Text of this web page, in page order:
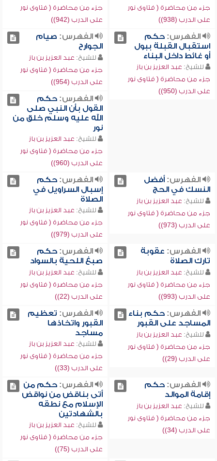
جزء من محاضرة ( فتاوى نور
على الدرب (938))
جزء من محاضرة ( فتاوى نور
على الدرب (942))
الفهرس:حكم
استقبال القبلة ببول
أو غائط داخل البناء
للشيخ: عبد العزيز بن باز
جزء من محاضرة ( فتاوى نور
على الدرب (950))
الفهرس: صيام
الجوارح
للشيخ: عبد العزيز بن باز
جزء من محاضرة ( فتاوى نور
على الدرب (954))
الفهرس:حكم
القول بأن النبي صلى
الله عليه وسلم خلق من
نور
للشيخ: عبد العزيز بن باز
جزء من محاضرة ( فتاوى نور
على الدرب (960))
الفهرس:أفضل
النسك في الحج
للشيخ: عبد العزيز بن باز
جزء من محاضرة ( فتاوى نور
على الدرب (973))
الفهرس:حكم
إسبال السراويل في
الصلاة
للشيخ: عبد العزيز بن باز
جزء من محاضرة ( فتاوى نور
على الدرب (979))
الفهرس: عقوبة
تارك الصلاة
للشيخ: عبد العزيز بن باز
جزء من محاضرة ( فتاوى نور
على الدرب (993))
الفهرس:حكم
صبغ اللحية بالسواد
للشيخ: عبد العزيز بن باز
جزء من محاضرة ( فتاوى نور
على الدرب (22))
الفهرس:حكم بناء
المساجد على القبور
للشيخ: عبد العزيز بن باز
جزء من محاضرة ( فتاوى نور
على الدرب (29))
الفهرس: تعظيم
القبور واتخاذها
مساجد
للشيخ: عبد العزيز بن باز
جزء من محاضرة ( فتاوى نور
على الدرب (33))
الفهرس:حكم
إقامة الموالد
للشيخ: عبد العزيز بن باز
جزء من محاضرة ( فتاوى نور
على الدرب (34))
الفهرس:حكم من
أتى بناقض من نواقض
الإسلام مع نطقه
بالشهادتين
للشيخ: عبد العزيز بن باز
جزء من محاضرة ( فتاوى نور
على الدرب (75))